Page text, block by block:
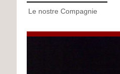
Le nostre Compagnie